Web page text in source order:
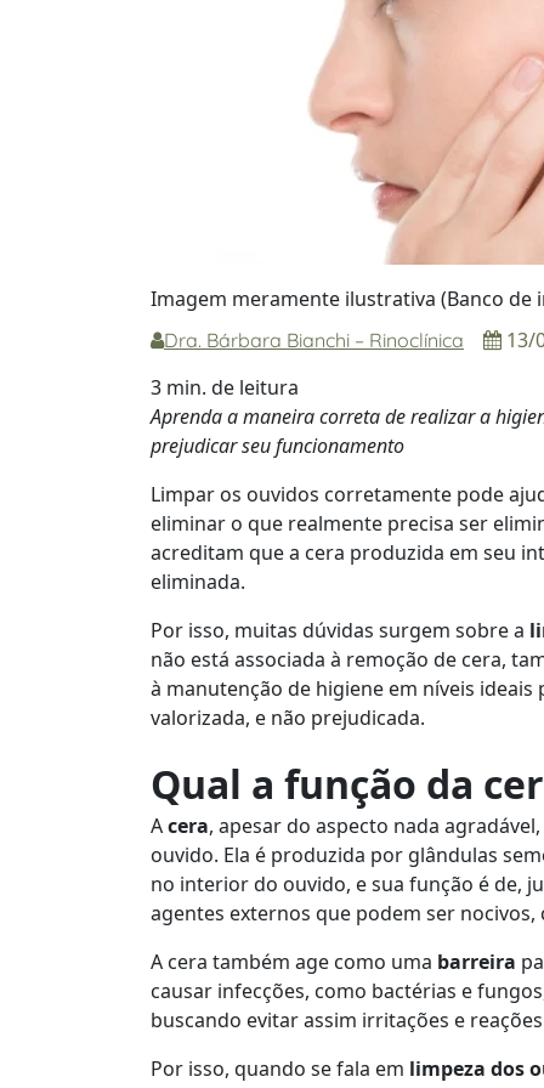
Imagem meramente ilustrativa (Banco de
Dra. Bárbara Bianchi – Rinoclínica
13/
3 min. de leitura
Aprenda a maneira correta de realizar a
prejudicar seu funcionamento
Limpar os ouvidos corretamente pode
eliminar o que realmente precisa ser
acreditam que a cera produzida em seu
eliminada.
Por isso, muitas dúvidas surgem sobre a
não está associada à remoção de cera,
à manutenção de higiene em níveis ideais
valorizada, e não prejudicada.
Qual a função da
Acera, apesar do aspecto nada
ouvido. Ela é produzida por glândulas
no interior do ouvido, e sua função é de,
agentes externos que podem ser
A cera também age como uma barreira
causar infecções, como bactérias e
buscando evitar assim irritações e
Por isso, quando se fala em limpeza dos